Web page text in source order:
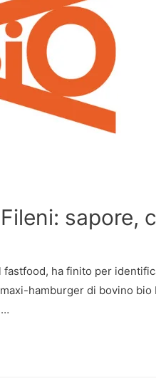
sapore,
ha finito per
hamburger di bovino
…